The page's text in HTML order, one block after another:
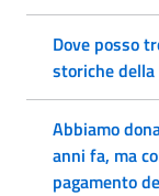
Dove posso
storiche
Abbiamo
anni fa, ma
pagamento